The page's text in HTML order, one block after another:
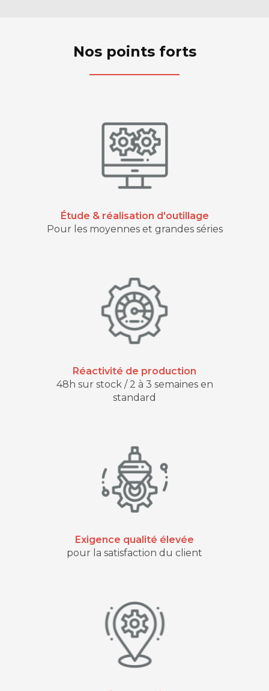
Nos points forts
Étude & réalisation d'outillage
Pour les moyennes et grandes séries
Réactivité de production
48h sur stock / 2 à 3 semaines en
standard
Exigence qualité élevée
pour la satisfaction du client